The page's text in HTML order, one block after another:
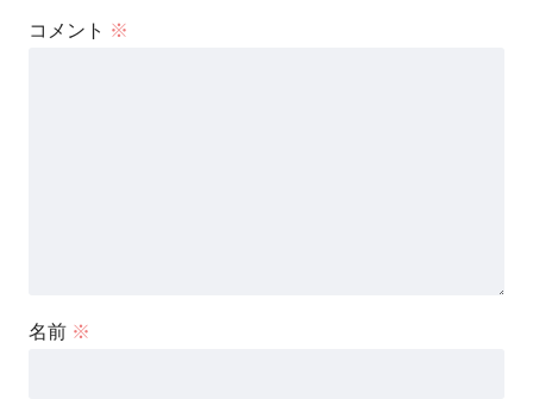
コメント ※
名前 ※